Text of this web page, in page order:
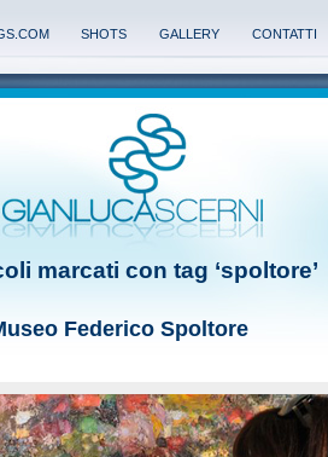
SHOTS GALLERY CONTATTI
marcati con tag ‘spoltore’
Federico Spoltore